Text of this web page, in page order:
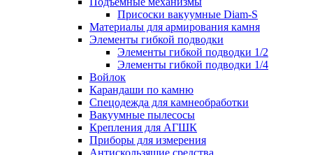
Присоски вакуумные Diam-S
Материалы для армирования камня
Элементы гибкой подводки
Элементы гибкой подводки 1/2
Элементы гибкой подводки 1/4
Войлок
Карандаши по камню
Спецодежда для камнеобработки
Вакуумные пылесосы
Крепления для АГШК
Приборы для измерения
Антискользящие средства